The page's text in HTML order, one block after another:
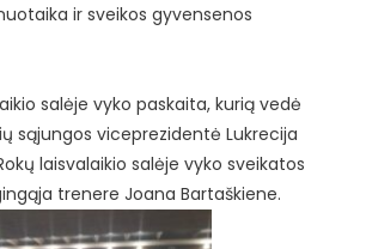
ir sveikos gyvensenos
salėje vyko paskaita, kurią vedė
sąjungos viceprezidentė Lukrecija
laisvalaikio salėje vyko sveikatos
trenere Joana Bartaškiene.